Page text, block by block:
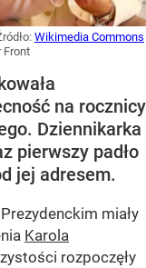
Wikimedia Commons
Front
na rocznicy
Dziennikarka
pierwszy padło
jej adresem.
miały
Karola
rozpoczęły